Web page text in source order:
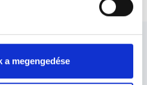
a megengedése